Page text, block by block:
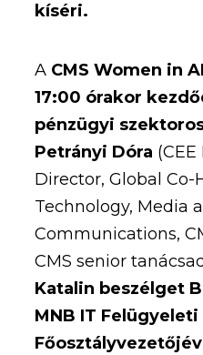
kíséri.
A CMS Women in
17:00 órakor
pénzügyi
Petrányi Dóra
Director, Global Co-
Technology, Media
Communications,
CMS senior
Katalin beszélget
MNB IT Felügyeleti